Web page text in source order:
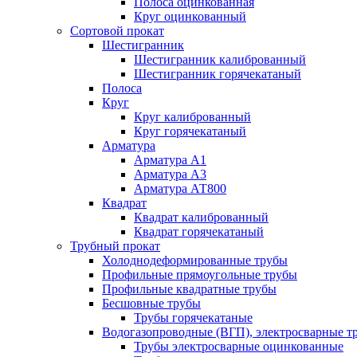
Круг оцинкованный
Сортовой прокат
Шестигранник
Шестигранник калиброванный
Шестигранник горячекатаный
Полоса
Круг
Круг калиброванный
Круг горячекатаный
Арматура
Арматура А1
Арматура А3
Арматура АТ800
Квадрат
Квадрат калиброванный
Квадрат горячекатаный
Трубный прокат
Холоднодеформированные трубы
Профильные прямоугольные трубы
Профильные квадратные трубы
Бесшовные трубы
Трубы горячекатаные
Водогазопроводные (ВГП), электросварные
Трубы электросварные оцинкованные